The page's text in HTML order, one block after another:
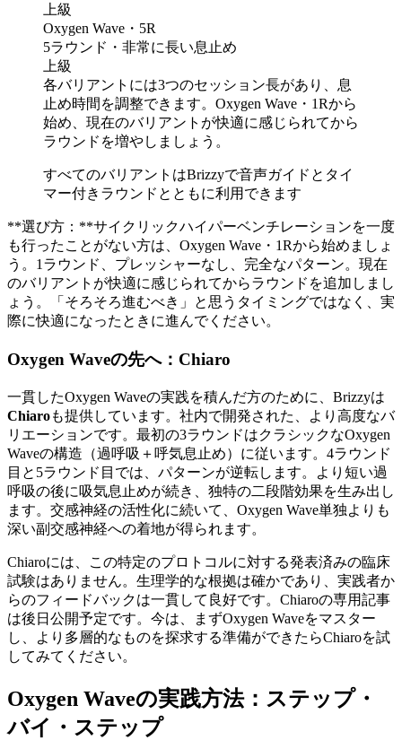
上級
Oxygen Wave・5R
5ラウンド・非常に長い息止め
上級
各バリアントには3つのセッション長があり、息
止め時間を調整できます。Oxygen Wave・1Rから
始め、現在のバリアントが快適に感じられてから
ラウンドを増やしましょう。
すべてのバリアントはBrizzyで音声ガイドとタイ
マー付きラウンドとともに利用できます
**選び方：**サイクリックハイパーベンチレーションを一度
も行ったことがない方は、Oxygen Wave・1Rから始めましょ
う。1ラウンド、プレッシャーなし、完全なパターン。現在
のバリアントが快適に感じられてからラウンドを追加しまし
ょう。「そろそろ進むべき」と思うタイミングではなく、実
際に快適になったときに進んでください。
Oxygen Waveの先へ：Chiaro
一貫したOxygen Waveの実践を積んだ方のために、Brizzyは
Chiaroも提供しています。社内で開発された、より高度なバ
リエーションです。最初の3ラウンドはクラシックなOxygen
Waveの構造（過呼吸＋呼気息止め）に従います。4ラウンド
目と5ラウンド目では、パターンが逆転します。より短い過
呼吸の後に吸気息止めが続き、独特の二段階効果を生み出し
ます。交感神経の活性化に続いて、Oxygen Wave単独よりも
深い副交感神経への着地が得られます。
Chiaroには、この特定のプロトコルに対する発表済みの臨床
試験はありません。生理学的な根拠は確かであり、実践者か
らのフィードバックは一貫して良好です。Chiaroの専用記事
は後日公開予定です。今は、まずOxygen Waveをマスター
し、より多層的なものを探求する準備ができたらChiaroを試
してみてください。
Oxygen Waveの実践方法：ステップ・
バイ・ステップ